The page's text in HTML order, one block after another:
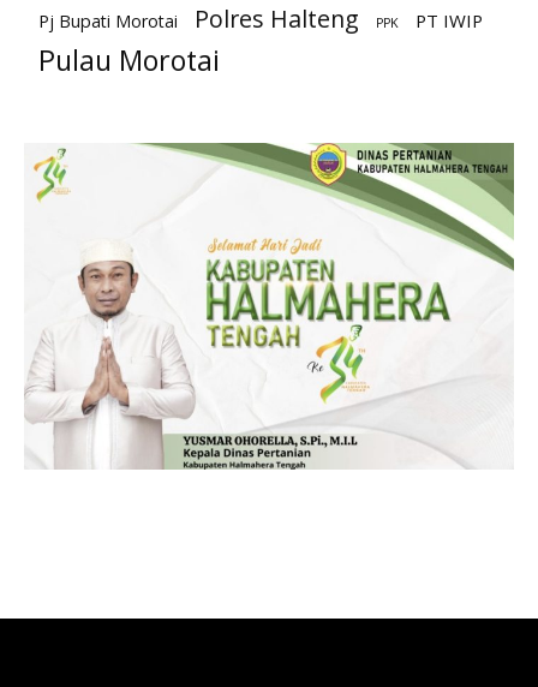
Pj Bupati Morotai Polres Halteng PPK PT IWIP
Pulau Morotai